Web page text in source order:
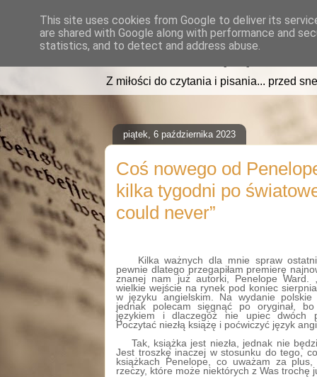
read2sleep.pl
Z miłości do czytania i pisania... przed
piątek, 6 października 2023
Coś nowego od
kilka tygodni po
could never”
Kilka ważnych dla mnie spraw
pewnie dlatego przegapiłam premierę
znanej nam już autorki, Penelope Ward.
wielkie wejście na rynek pod koniec
w języku angielskim. Na wydanie polskie
jednak polecam sięgnąć po oryginał,
językiem i dlaczegóż nie upiec dwóch
Poczytać niezłą książę i poćwiczyć język
Tak, książka jest niezła, jednak nie
Jest troszkę inaczej w stosunku do tego,
książkach Penelope, co uważam za
rzeczy, które może niektórych z Was trochę
This site uses cookies from Google to deliver its
are shared with Google along with performance and
statistics, and to detect and address abuse.